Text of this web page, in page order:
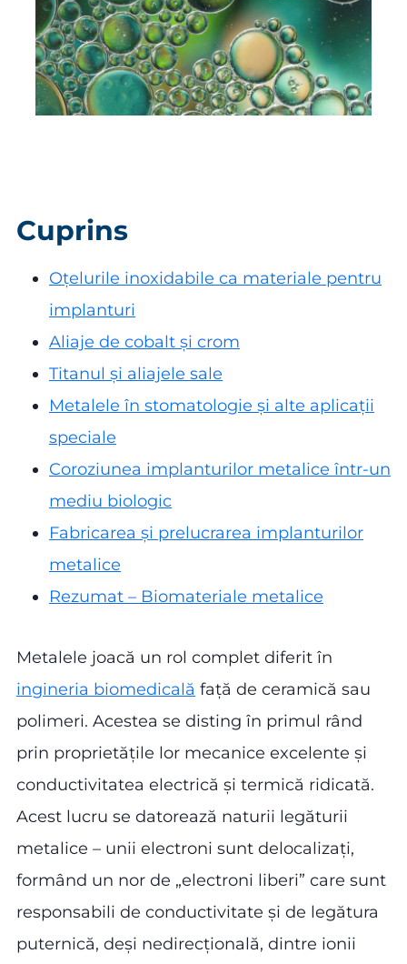
Cuprins
Oțelurile inoxidabile ca materiale pentru
implanturi
Aliaje de cobalt și crom
Titanul și aliajele sale
Metalele în stomatologie și alte aplicații
speciale
Coroziunea implanturilor metalice într-un
mediu biologic
Fabricarea și prelucrarea implanturilor
metalice
Rezumat – Biomateriale metalice
Metalele joacă un rol complet diferit în
ingineria biomedicală față de ceramică sau
polimeri. Acestea se disting în primul rând
prin proprietățile lor mecanice excelente și
conductivitatea electrică și termică ridicată.
Acest lucru se datorează naturii legăturii
metalice – unii electroni sunt delocalizați,
formând un nor de „electroni liberi” care sunt
responsabili de conductivitate și de legătura
puternică, deși nedirecțională, dintre ionii